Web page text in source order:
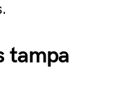
tampa